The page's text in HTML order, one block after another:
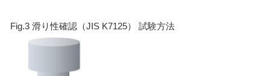
Fig.3 滑り性確認（JIS K7125） 試験方法